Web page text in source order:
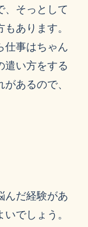
、そっとして
あります。
仕事はちゃん
遣い方をする
あるので、
んだ経験があ
でしょう。